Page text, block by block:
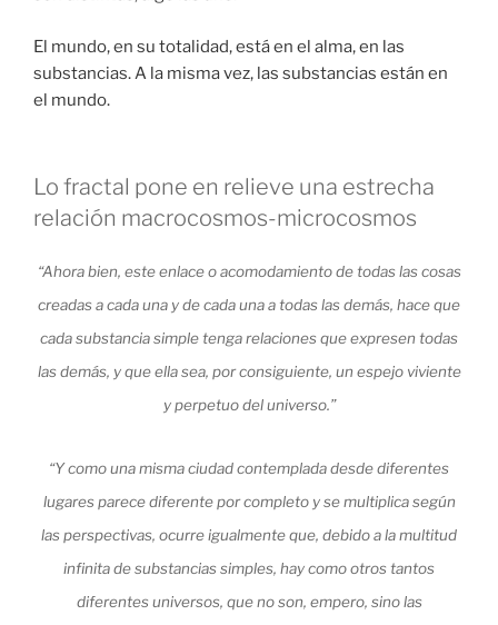
El mundo, en su totalidad, está en el alma, en las
substancias. A la misma vez, las substancias están en
el mundo.
Lo fractal pone en relieve una estrecha
relación macrocosmos-microcosmos
“Ahora bien, este enlace o acomodamiento de todas las cosas
creadas a cada una y de cada una a todas las demás, hace que
cada substancia simple tenga relaciones que expresen todas
las demás, y que ella sea, por consiguiente, un espejo viviente
y perpetuo del universo.”
“Y como una misma ciudad contemplada desde diferentes
lugares parece diferente por completo y se multiplica según
las perspectivas, ocurre igualmente que, debido a la multitud
infinita de substancias simples, hay como otros tantos
diferentes universos, que no son, empero, sino las